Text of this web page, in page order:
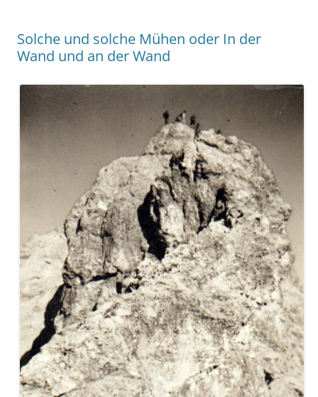
Solche und solche Mühen oder In der
Wand und an der Wand